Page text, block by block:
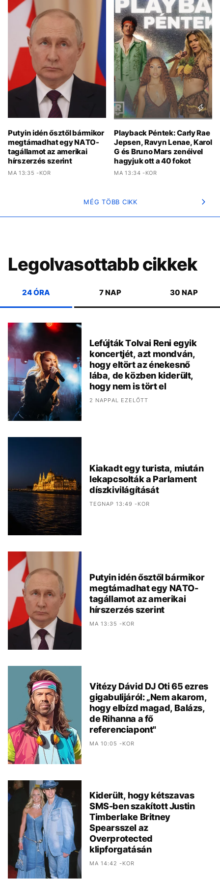
Putyin idén ősztől bármikor
megtámadhat egy NATO-
tagállamot az amerikai
hírszerzés szerint
MA 13:35 -KOR
Playback Péntek: Carly Rae
Jepsen, Ravyn Lenae, Karol
G és Bruno Mars zenéivel
hagyjuk ott a 40 fokot
MA 13:34 -KOR
MÉG TÖBB CIKK
Legolvasottabb cikkek
24 ÓRA 7 NAP 30 NAP
Lefújták Tolvai Reni egyik
koncertjét, azt mondván,
hogy eltört az énekesnő
lába, de közben kiderült,
hogy nem is tört el
2 NAPPAL EZELŐTT
Kiakadt egy turista, miután
lekapcsolták a Parlament
díszkivilágítását
TEGNAP 13:49 -KOR
Putyin idén ősztől bármikor
megtámadhat egy NATO-
tagállamot az amerikai
hírszerzés szerint
MA 13:35 -KOR
Vitézy Dávid DJ Oti 65 ezres
gigabulijáról: „Nem akarom,
hogy elbízd magad, Balázs,
de Rihanna a fő
referenciapont"
MA 10:05 -KOR
Kiderült, hogy kétszavas
SMS-ben szakított Justin
Timberlake Britney
Spearsszel az
Overprotected
klipforgatásán
MA 14:42 -KOR